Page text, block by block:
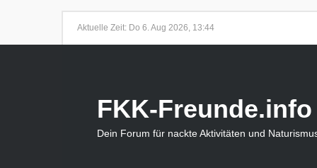
Aktuelle Zeit: Do 6. Aug 2026, 13:44
FKK-Freunde.info
Dein Forum für nackte Aktivitäten und